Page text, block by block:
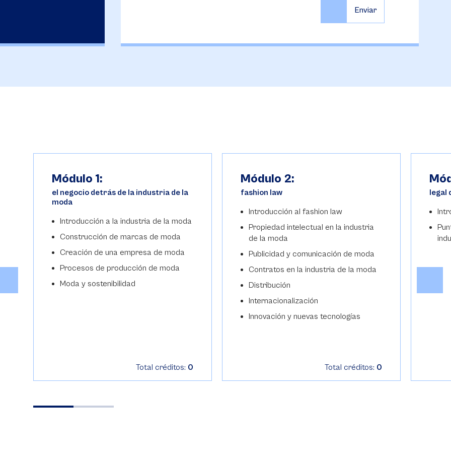
Módulo 1:
el negocio detrás de la industria de la
moda
Introducción a la industria de la moda
Construcción de marcas de moda
Creación de una empresa de moda
Procesos de producción de moda
Moda y sostenibilidad
Total créditos: 0
Módulo 2:
fashion law
Introducción al fashion law
Propiedad intelectual en la industria
de la moda
Publicidad y comunicación de moda
Contratos en la industria de la moda
Distribución
Internacionalización
Innovación y nuevas tecnologías
Total créditos: 0
legal